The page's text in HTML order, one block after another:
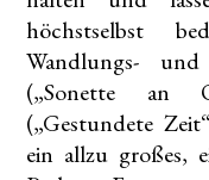
höchstselbst
Wandlungs-
(„Sonette an
(„Gestundete
ein allzu großes,